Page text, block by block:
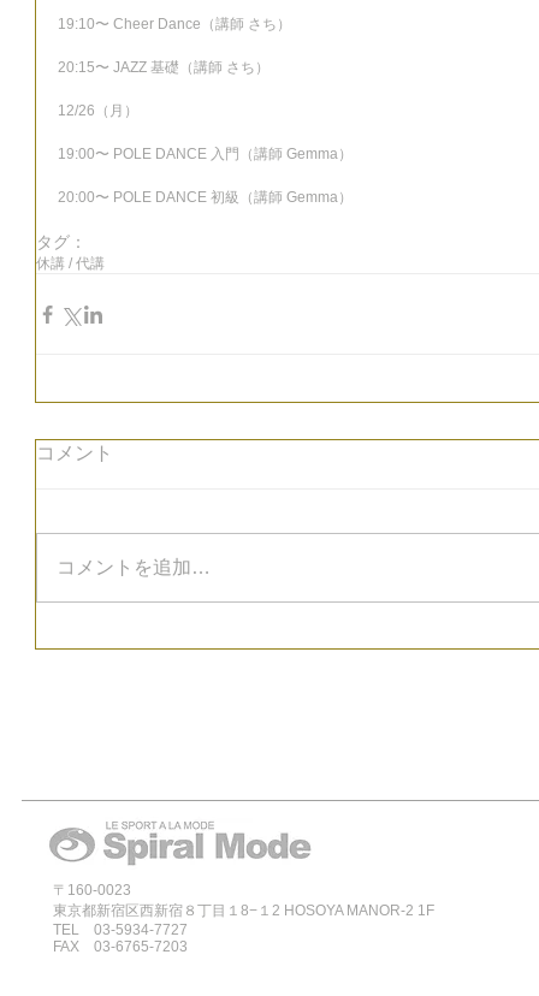
19:10〜 Cheer Dance（講師 さち）
20:15〜 JAZZ 基礎（講師 さち）
12/26（月）
19:00〜 POLE DANCE 入門（講師 Gemma）
20:00〜 POLE DANCE 初級（講師 Gemma）
タグ：
休講 / 代講
コメント
コメントを追加…
〒160-0023
東京都新宿区西新宿８丁目１8−１2 HOSOYA MANOR-2 1F
TEL 03-5934-7727
FAX 03-6765-7203